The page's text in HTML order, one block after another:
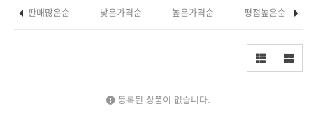
판매많은순 낮은가격순 높은가격순 평점높은순
등록된 상품이 없습니다.